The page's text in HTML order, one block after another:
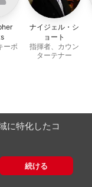
ーボ
ナイジェル・シ
ョート
指揮者、カウン
ターテナー
に特化したコ
続ける